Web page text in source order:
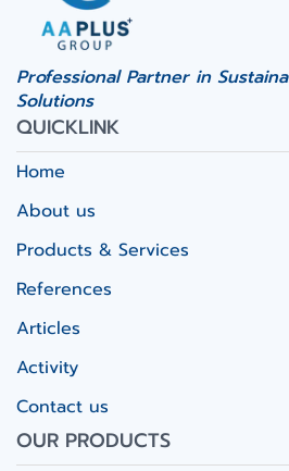
Professional Partner in
Solutions
QUICKLINK
Home
About us
Products & Services
References
Articles
Activity
Contact us
OUR PRODUCTS